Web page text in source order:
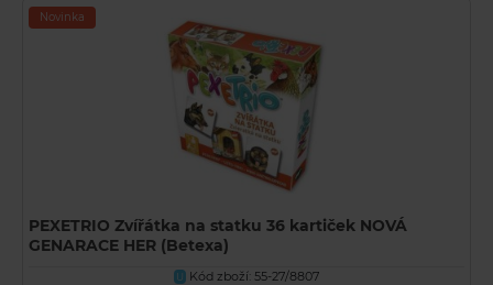
Novinka
PEXETRIO Zvířátka na statku 36 kartiček NOVÁ
GENARACE HER (Betexa)
U
Kód zboží: 55-27/8807